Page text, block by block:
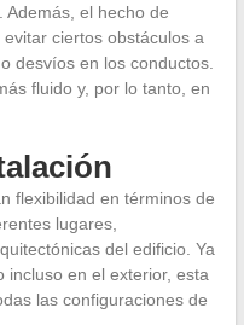
Además, el hecho de
ciertos obstáculos a
desvíos en los conductos.
fluido y, por lo tanto, en
flexibilidad en términos de
lugares,
del edificio. Ya
incluso en el exterior, esta
las configuraciones de